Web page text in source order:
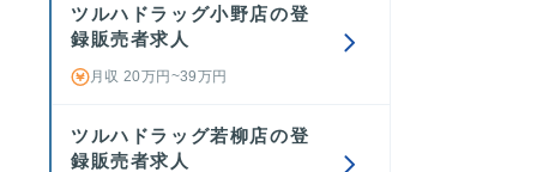
ツルハドラッグ小野店の登
録販売者求人
月収 20万円~39万円
ツルハドラッグ若柳店の登
録販売者求人